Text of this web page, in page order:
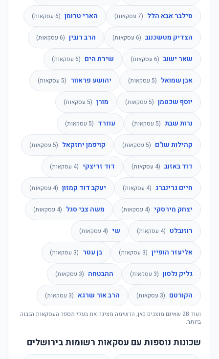
סילבר אבא הלל (
7 עסקאות) הארי טרומן (
6 עסקאות)
הצדיק מטשכנוב (
6 עסקאות) הרב רובין (
6 עסקאות)
שאר ישוב (
6 עסקאות) שירת הים (
6 עסקאות)
אבן שמואל (
5 עסקאות) יהושע פראוור (
5 עסקאות)
יוסף שכטמן (
5 עסקאות) מורן (
5 עסקאות)
נרות שבת (
5 עסקאות) עוזרד (
5 עסקאות)
קהילות שו"ם (
5 עסקאות) קויפמן יחזקאל (
5 עסקאות)
דוד באזוב (
4 עסקאות) דוד זריצקי (
4 עסקאות)
חיים גרינברג (
4 עסקאות) יעקב דוד קמזון (
4 עסקאות)
יצחק מירסקי (
4 עסקאות) משה צבי סגל (
4 עסקאות)
רוזנבלט (
4 עסקאות) שי (
4 עסקאות)
אליעזר הופיין (
3 עסקאות) בן עטר (
3 עסקאות)
גליק נלסון (
3 עסקאות) ההבטחה (
3 עסקאות)
הקורטם (
3 עסקאות) הרב אור שרגא (
3 עסקאות)
ועוד 28 שאינם מוצגים כאן; הרשימה מציגה את בעלי מספר העסקאות הגבוה
ביותר.
שכונות נוספות עם עסקאות רשומות בירושלים